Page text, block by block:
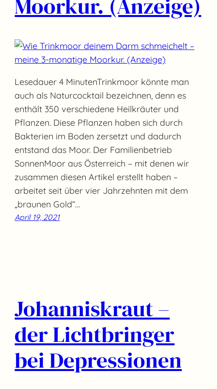
Moorkur. (Anzeige)
Lesedauer 4 MinutenTrinkmoor könnte man
auch als Naturcocktail bezeichnen, denn es
enthält 350 verschiedene Heilkräuter und
Pflanzen. Diese Pflanzen haben sich durch
Bakterien im Boden zersetzt und dadurch
entstand das Moor. Der Familienbetrieb
SonnenMoor aus Österreich – mit denen wir
zusammen diesen Artikel erstellt haben –
arbeitet seit über vier Jahrzehnten mit dem
„braunen Gold“…
April 19, 2021
Johanniskraut –
der Lichtbringer
bei Depressionen